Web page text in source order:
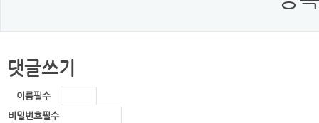
댓글쓰기
이름필수
비밀번호필수